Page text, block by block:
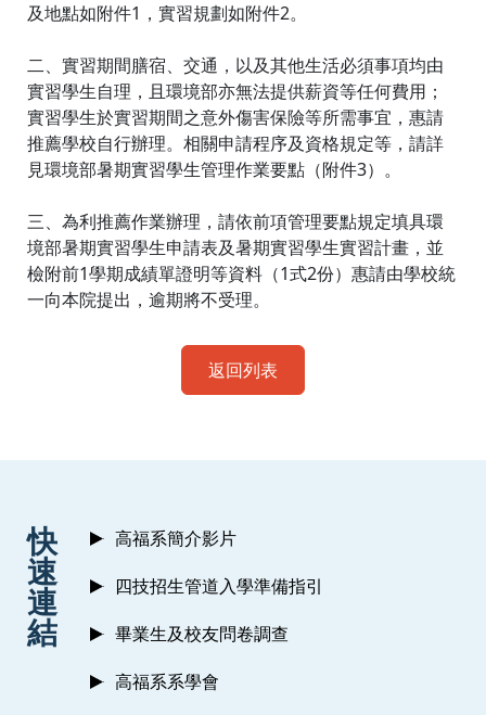
及地點如附件1，實習規劃如附件2。
二、實習期間膳宿、交通，以及其他生活必須事項均由
實習學生自理，且環境部亦無法提供薪資等任何費用；
實習學生於實習期間之意外傷害保險等所需事宜，惠請
推薦學校自行辦理。相關申請程序及資格規定等，請詳
見環境部暑期實習學生管理作業要點（附件3）。
三、為利推薦作業辦理，請依前項管理要點規定填具環
境部暑期實習學生申請表及暑期實習學生實習計畫，並
檢附前1學期成績單證明等資料（1式2份）惠請由學校統
一向本院提出，逾期將不受理。
返回列表
快
速
連
結
高福系簡介影片
四技招生管道入學準備指引
畢業生及校友問卷調查
高福系系學會